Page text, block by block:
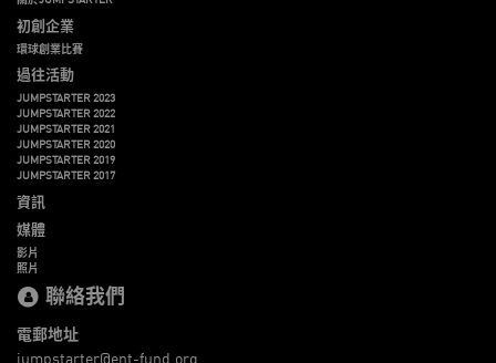
初創企業
環球創業比賽
過往活動
JUMPSTARTER 2023
JUMPSTARTER 2022
JUMPSTARTER 2021
JUMPSTARTER 2020
JUMPSTARTER 2019
JUMPSTARTER 2017
資訊
媒體
影片
照片
聯絡我們
電郵地址
jumpstarter@ent-fund.org